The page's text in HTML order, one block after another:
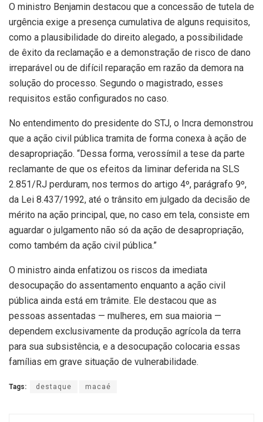
O ministro Benjamin destacou que a concessão de tutela de
urgência exige a presença cumulativa de alguns requisitos,
como a plausibilidade do direito alegado, a possibilidade
de êxito da reclamação e a demonstração de risco de dano
irreparável ou de difícil reparação em razão da demora na
solução do processo. Segundo o magistrado, esses
requisitos estão configurados no caso.
No entendimento do presidente do STJ, o Incra demonstrou
que a ação civil pública tramita de forma conexa à ação de
desapropriação. “Dessa forma, verossímil a tese da parte
reclamante de que os efeitos da liminar deferida na SLS
2.851/RJ perduram, nos termos do artigo 4º, parágrafo 9º,
da Lei 8.437/1992, até o trânsito em julgado da decisão de
mérito na ação principal, que, no caso em tela, consiste em
aguardar o julgamento não só da ação de desapropriação,
como também da ação civil pública.”
O ministro ainda enfatizou os riscos da imediata
desocupação do assentamento enquanto a ação civil
pública ainda está em trâmite. Ele destacou que as
pessoas assentadas — mulheres, em sua maioria —
dependem exclusivamente da produção agrícola da terra
para sua subsistência, e a desocupação colocaria essas
famílias em grave situação de vulnerabilidade.
Tags: destaque macaé